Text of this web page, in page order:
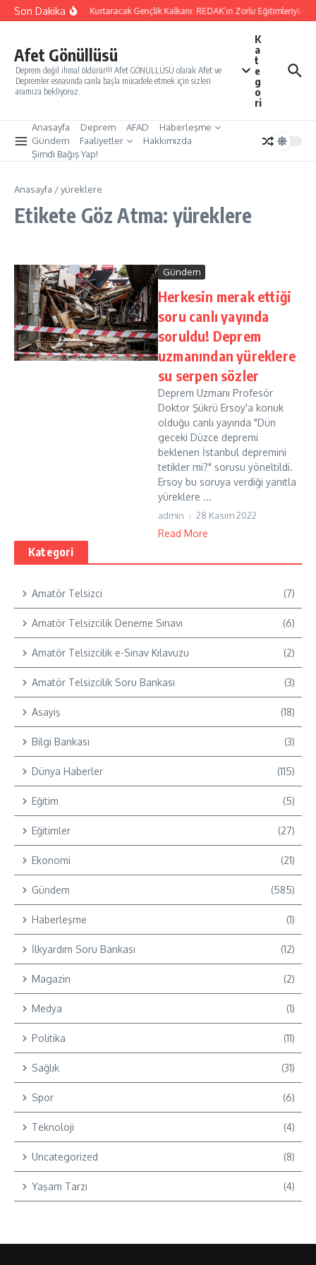
İçeriğe atla
Son DakikaYarınları Kurtaracak Gençlik Kalkanı: REDAK’ın Zorlu Eğitimleriyle
Afet Gönüllüsü
Deprem değil ihmal öldürür!!! Afet GÖNÜLLÜSÜ olarak Afet ve
Depremler esnasında canla başla mücadele etmek için sizleri
aramıza bekliyoruz.
K
a
t
e
g
o
ri
Anasayfa Deprem AFAD
Haberleşme
Gündem
Faaliyetler
Hakkımızda
Şimdi Bağış Yap!
Anasayfa /yüreklere
Etikete Göz Atma: yüreklere
Gündem
Herkesin merak ettiği
soru canlı yayında
soruldu! Deprem
uzmanından yüreklere
su serpen sözler
Deprem Uzmanı Profesör
Doktor Şükrü Ersoy'a konuk
olduğu canlı yayında "Dün
geceki Düzce depremi
beklenen İstanbul depremini
tetikler mi?" sorusu yöneltildi.
Ersoy bu soruya verdiği yanıtla
yüreklere ...
admin 28 Kasım 2022
Read More
Kategori
Amatör Telsizci (7)
Amatör Telsizcilik Deneme Sınavı (6)
Amatör Telsizcilik e-Sınav Kılavuzu (2)
Amatör Telsizcilik Soru Bankası (3)
Asayiş (18)
Bilgi Bankası (3)
Dünya Haberler (115)
Eğitim (5)
Eğitimler (27)
Ekonomi (21)
Gündem (585)
Haberleşme (1)
İlkyardım Soru Bankası (12)
Magazin (2)
Medya (1)
Politika (11)
Sağlık (31)
Spor (6)
Teknoloji (4)
Uncategorized (8)
Yaşam Tarzı (4)